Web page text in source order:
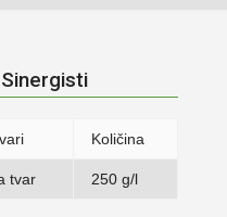
Količina
tvar 250 g/l